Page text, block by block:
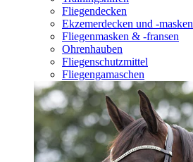
Fliegendecken
Ekzemerdecken und -masken
Fliegenmasken & -fransen
Ohrenhauben
Fliegenschutzmittel
Fliegengamaschen